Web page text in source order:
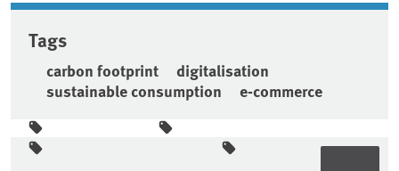
Tags
carbon footprint
digitalisation
sustainable consumption
e-commerce
Sidebar